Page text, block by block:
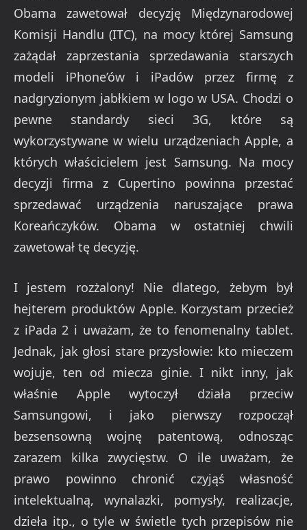
Obama zawetował decyzję Międzynarodowej
Komisji Handlu (ITC), na mocy której Samsung
zażądał zaprzestania sprzedawania starszych
modeli iPhone’ów i iPadów przez firmę z
nadgryzionym jabłkiem w logo w USA. Chodzi o
pewne standardy sieci 3G, które są
wykorzystywane w wielu urządzeniach Apple, a
których właścicielem jest Samsung. Na mocy
decyzji firma z Cupertino powinna przestać
sprzedawać urządzenia naruszające prawa
Koreańczyków. Obama w ostatniej chwili
zawetował tę decyzję.
I jestem rozżalony! Nie dlatego, żebym był
hejterem produktów Apple. Korzystam przecież
z iPada 2 i uważam, że to fenomenalny tablet.
Jednak, jak głosi stare przysłowie: kto mieczem
wojuje, ten od miecza ginie. I nikt inny, jak
właśnie Apple wytoczył działa przeciw
Samsungowi, i jako pierwszy rozpoczął
bezsensowną wojnę patentową, odnosząc
zarazem kilka zwycięstw. O ile uważam, że
prawo powinno chronić czyjąś własność
intelektualną, wynalazki, pomysły, realizacje,
dzieła itp., o tyle w świetle tych przepisów nie